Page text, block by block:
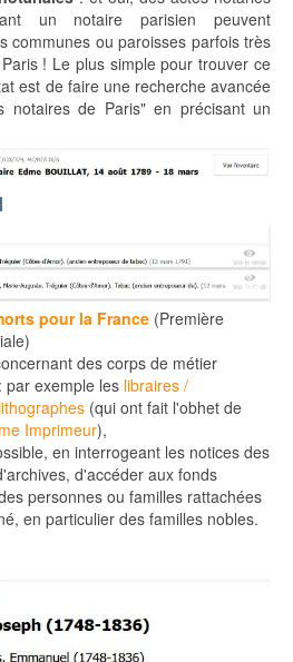
un notaire parisien peuvent
communes ou paroisses parfois très
! Le plus simple pour trouver ce
est de faire une recherche avancée
notaires de Paris" en précisant un
pour la France (Première
des corps de métier
par exemple les libraires /
(qui ont fait l'obhet de
Imprimeur),
en interrogeant les notices des
d'accéder aux fonds
personnes ou familles rattachées
en particulier des familles nobles.